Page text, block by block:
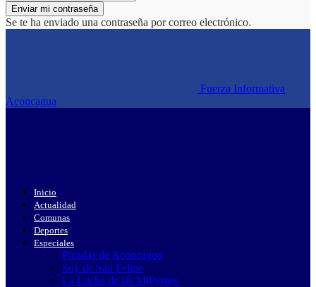
Se te ha enviado una contraseña por correo electrónico.
Fuerza Informativa
Aconcagua
Inicio
Actualidad
Comunas
Deportes
Especiales
Picadas de Aconcagua
Soy de San Felipe
La Lucha de las MiPymes